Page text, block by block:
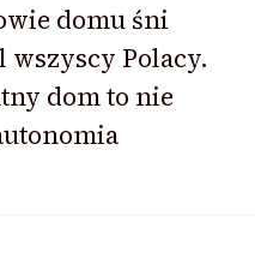
domu śni
wszyscy Polacy.
dom to nie